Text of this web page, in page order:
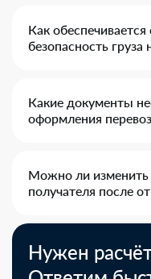
Как
безопасность
Какие документы
оформления
Можно ли изменить
получателя после
Нужен